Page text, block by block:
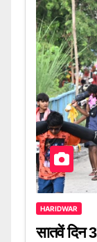
HARIDWAR
सातवें दिन